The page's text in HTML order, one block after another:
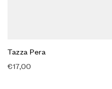
Tazza Pera
€17,00